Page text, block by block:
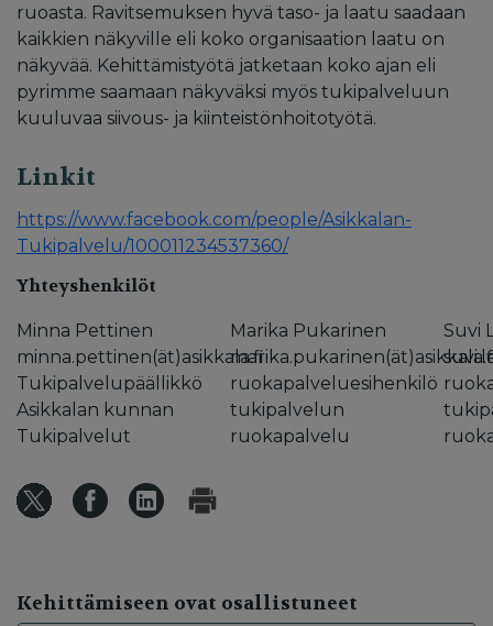
ruoasta. Ravitsemuksen hyvä taso- ja laatu saadaan
kaikkien näkyville eli koko organisaation laatu on
näkyvää. Kehittämistyötä jatketaan koko ajan eli
pyrimme saamaan näkyväksi myös tukipalveluun
kuuluvaa siivous- ja kiinteistönhoitotyötä.
Linkit
https://www.facebook.com/people/Asikkalan-
Tukipalvelu/100011234537360/
Yhteyshenkilöt
Minna Pettinen
minna.pettinen(ät)asikkala.fi
Tukipalvelupäällikkö
Asikkalan kunnan
Tukipalvelut
Marika Pukarinen
ruokapalveluesihenkilö
tukipalvelun
ruokapalvelu
Suvi
Kehittämiseen ovat osallistuneet